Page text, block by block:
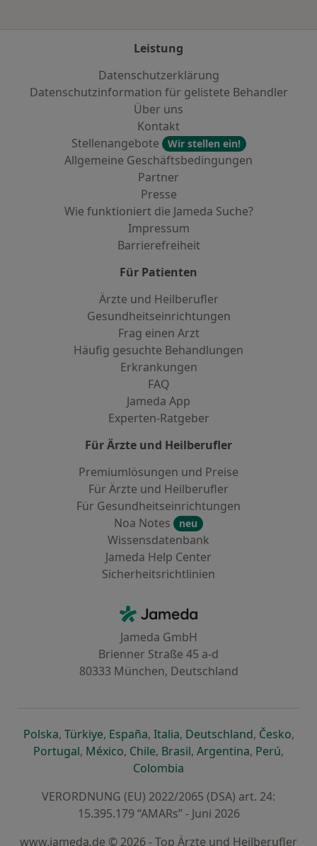
Leistung
Datenschutzerklärung
Datenschutzinformation für gelistete Behandler
Über uns
Kontakt
Stellenangebote
Wir stellen ein!
Allgemeine Geschäftsbedingungen
Partner
Presse
Wie funktioniert die Jameda Suche?
Impressum
Barrierefreiheit
Für Patienten
Ärzte und Heilberufler
Gesundheitseinrichtungen
Frag einen Arzt
Häufig gesuchte Behandlungen
Erkrankungen
FAQ
Jameda App
Experten-Ratgeber
Für Ärzte und Heilberufler
Premiumlösungen und Preise
Für Ärzte und Heilberufler
Für Gesundheitseinrichtungen
Noa Notes
neu
Wissensdatenbank
Jameda Help Center
Sicherheitsrichtlinien
Jameda - Startseite
Jameda GmbH
Brienner Straße 45 a-d
80333 München, Deutschland
Polskaöffnet in einer neuen Registerkarte
, Türkiyeöffnet in einer neuen Registerkarte
, Españaöffnet in einer neuen
, Italiaöffnet in einer neuen
, Deutschlandöffnet in
, Česko,
Portugalöffnet in einer neuen Registerkarte
, Méxicoöffnet in einer neuen Registerkarte
, Chileöffnet in einer neuen
, Brasilöffnet in einer neuen
, Argentinaöffnet in
, Perúöffnet
,
Colombia
VERORDNUNG (EU) 2022/2065 (DSA) art. 24:
15.395.179 “AMARs” - Juni 2026
www.jameda.de © 2026 - Top Ärzte und Heilberufler